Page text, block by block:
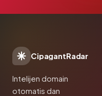
CipagantRadar
Intelijen domain
otomatis dan